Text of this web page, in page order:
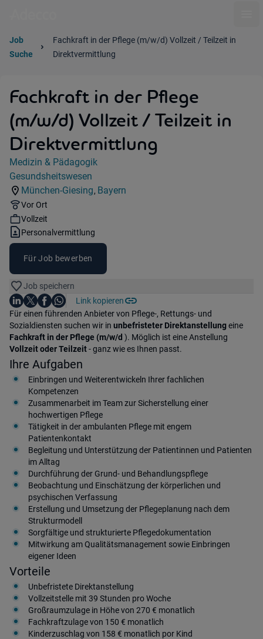
Job
Suche
Fachkraft in der Pflege (m/w/d) Vollzeit / Teilzeit in
Direktvermittlung
Fachkraft in der Pflege
(m/w/d) Vollzeit / Teilzeit in
Direktvermittlung
Jobdetails
Kategorie:
Medizin & Pädagogik
Industry:
Gesundsheitswesen
Standorte:
München-Giesing,
Region:
Bayern
Remote Option:
Vor Ort
Workhours:
Vollzeit
Vertragsart:
Personalvermittlung
Für Job bewerben
Job speichern
Teile diesen Job
Auf LinkedIn teilen
Auf X teilen
Auf Facebook teilen
Auf WhatsApp teilen
Link kopieren
Einleitung
Für einen führenden Anbieter von Pflege-, Rettungs- und
Sozialdiensten suchen wir in unbefristeter Direktanstellungeine
Fachkraft in der Pflege (m/w/d ). Möglich ist eine Anstellung
Vollzeit oder Teilzeit- ganz wie es Ihnen passt.
Ihre Aufgaben
Einbringen und Weiterentwickeln Ihrer fachlichen
Kompetenzen
Zusammenarbeit im Team zur Sicherstellung einer
hochwertigen Pflege
Tätigkeit in der ambulanten Pflege mit engem
Patientenkontakt
Begleitung und Unterstützung der Patientinnen und Patienten
im Alltag
Durchführung der Grund- und Behandlungspflege
Beobachtung und Einschätzung der körperlichen und
psychischen Verfassung
Erstellung und Umsetzung der Pflegeplanung nach dem
Strukturmodell
Sorgfältige und strukturierte Pflegedokumentation
Mitwirkung am Qualitätsmanagement sowie Einbringen
eigener Ideen
Vorteile
Unbefristete Direktanstellung
Vollzeitstelle mit 39 Stunden pro Woche
Großraumzulage in Höhe von 270 € monatlich
Fachkraftzulage von 150 € monatlich
Kinderzuschlag von 158 € monatlich por Kind